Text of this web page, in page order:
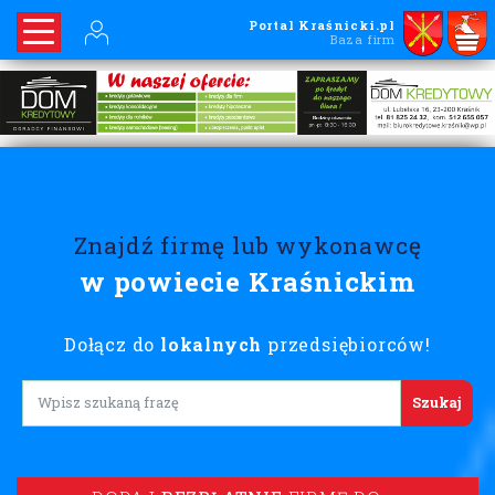
Portal Kraśnicki.pl
Baza firm
Znajdź firmę lub wykonawcę
w powiecie Kraśnickim
Dołącz do lokalnych przedsiębiorców!
Lorem ipsum